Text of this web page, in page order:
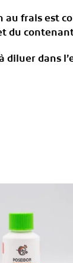
frais est
du
diluer dans